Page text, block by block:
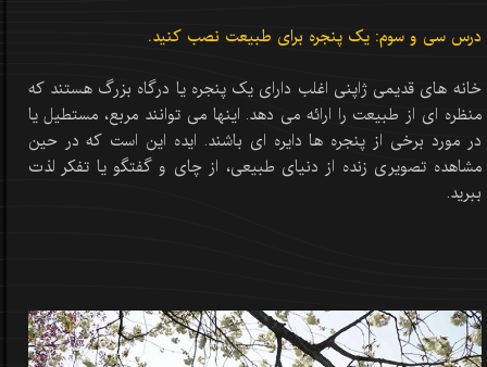
درس سی و سوم: یک پنجره برای طبیعت نصب کنید.
خانه های قدیمی ژاپنی اغلب دارای یک پنجره یا درگاه بزرگ هستند که
منظره ای از طبیعت را ارائه می دهد. اینها می توانند مربع، مستطیل یا
در مورد برخی از پنجره ها دایره ای باشند. ایده این است که در حین
مشاهده تصویری زنده از دنیای طبیعی، از چای و گفتگو یا تفکر لذت
ببرید.